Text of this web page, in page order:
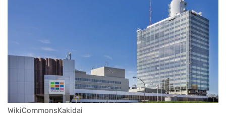
WikiCommonsKakidai